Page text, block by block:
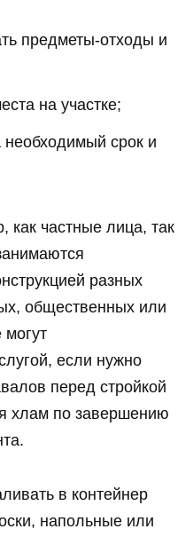
предметы-отходы и
на участке;
срок и
как частные лица, так
разных
общественных или
могут
если нужно
перед стройкой
хлам по завершению
в контейнер
напольные или